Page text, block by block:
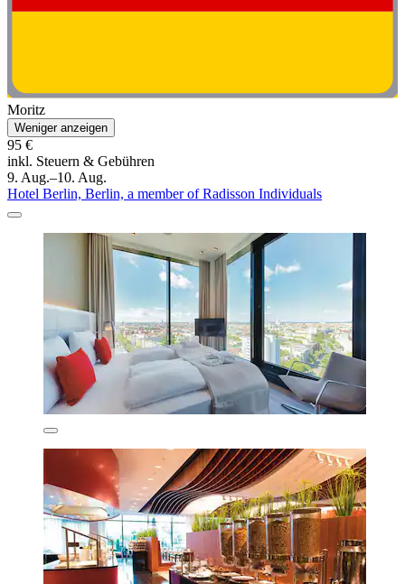
Moritz
Weniger anzeigen
95 €
inkl. Steuern & Gebühren
9. Aug.–10. Aug.
Hotel Berlin, Berlin, a member of Radisson Individuals